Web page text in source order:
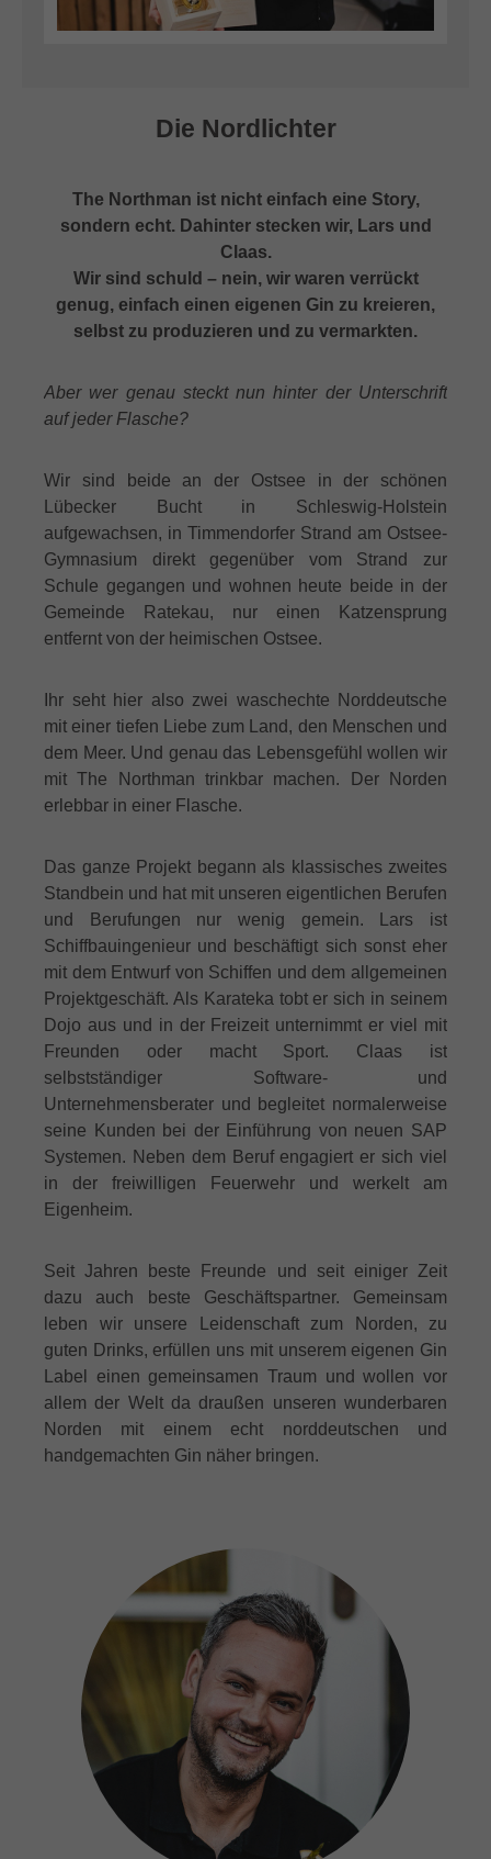
Die Nordlichter
The Northman ist nicht einfach eine Story,
sondern echt. Dahinter stecken wir, Lars und
Claas.
Wir sind schuld – nein, wir waren verrückt
genug, einfach einen eigenen Gin zu kreieren,
selbst zu produzieren und zu vermarkten.
Aber wer genau steckt nun hinter der Unterschrift
auf jeder Flasche?
Wir sind beide an der Ostsee in der schönen
Lübecker Bucht in Schleswig-Holstein
aufgewachsen, in Timmendorfer Strand am Ostsee-
Gymnasium direkt gegenüber vom Strand zur
Schule gegangen und wohnen heute beide in der
Gemeinde Ratekau, nur einen Katzensprung
entfernt von der heimischen Ostsee.
Ihr seht hier also zwei waschechte Norddeutsche
mit einer tiefen Liebe zum Land, den Menschen und
dem Meer. Und genau das Lebensgefühl wollen wir
mit The Northman trinkbar machen. Der Norden
erlebbar in einer Flasche.
Das ganze Projekt begann als klassisches zweites
Standbein und hat mit unseren eigentlichen Berufen
und Berufungen nur wenig gemein. Lars ist
Schiffbauingenieur und beschäftigt sich sonst eher
mit dem Entwurf von Schiffen und dem allgemeinen
Projektgeschäft. Als Karateka tobt er sich in seinem
Dojo aus und in der Freizeit unternimmt er viel mit
Freunden oder macht Sport. Claas ist
selbstständiger Software- und
Unternehmensberater und begleitet normalerweise
seine Kunden bei der Einführung von neuen SAP
Systemen. Neben dem Beruf engagiert er sich viel
in der freiwilligen Feuerwehr und werkelt am
Eigenheim.
Seit Jahren beste Freunde und seit einiger Zeit
dazu auch beste Geschäftspartner. Gemeinsam
leben wir unsere Leidenschaft zum Norden, zu
guten Drinks, erfüllen uns mit unserem eigenen Gin
Label einen gemeinsamen Traum und wollen vor
allem der Welt da draußen unseren wunderbaren
Norden mit einem echt norddeutschen und
handgemachten Gin näher bringen.